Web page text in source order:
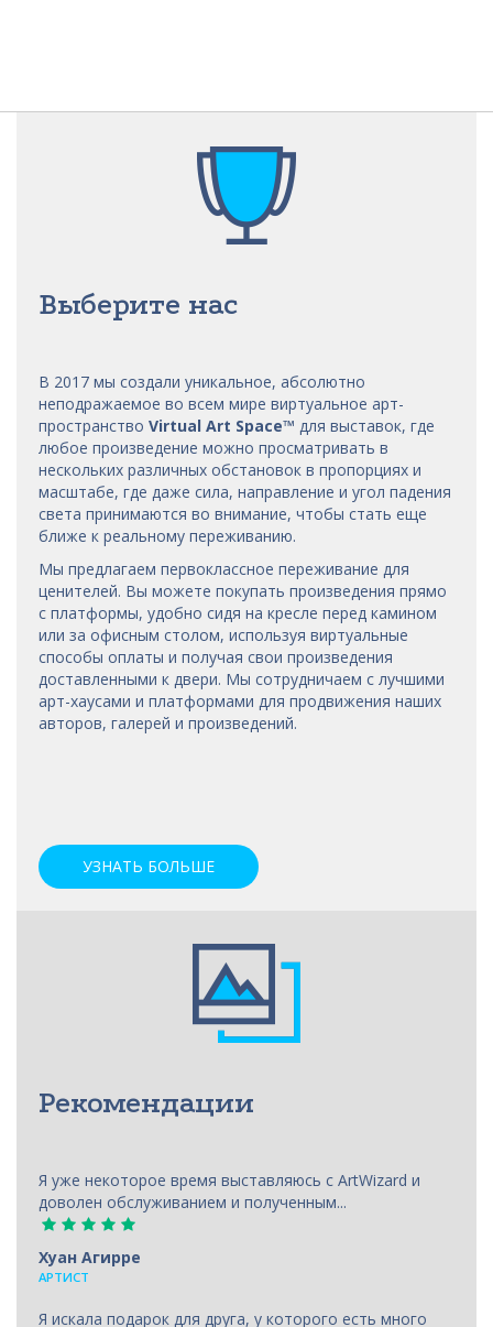
Выберите нас
В 2017 мы создали уникальное, абсолютно
неподражаемое во всем мире виртуальное арт-
пространство Virtual Art Space™ для выставок, где
любое произведение можно просматривать в
нескольких различных обстановок в пропорциях и
масштабе, где даже сила, направление и угол падения
света принимаются во внимание, чтобы стать еще
ближе к реальному переживанию.
Мы предлагаем первоклассное переживание для
ценителей. Вы можете покупать произведения прямо
с платформы, удобно сидя на кресле перед камином
или за офисным столом, используя виртуальные
способы оплаты и получая свои произведения
доставленными к двери. Мы сотрудничаем с лучшими
арт-хаусами и платформами для продвижения наших
авторов, галерей и произведений.
УЗНАТЬ БОЛЬШЕ
Рекомендации
Я уже некоторое время выставляюсь с ArtWizard и
доволен обслуживанием и полученным...
Хуан Агирре
АРТИСТ
Я искала подарок для друга, у которого есть много